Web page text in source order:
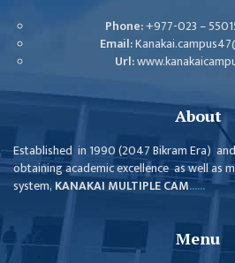
Phone:+977-023 –
Email:
Url:
About
Established in 1990 (2047 Bikram Era)
obtaining academic excellence as well as
system, KANAKAI MULTIPLE CAM......
Menu